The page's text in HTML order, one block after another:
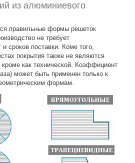
из алюминиевого
правильные формы решеток
не требует
сроков поставки. Коме того,
покрытия также не являются
как технической. Коэффициент
может быть применен только к
формам.